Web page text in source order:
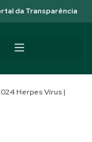
da Transparência
Herpes Vírus |